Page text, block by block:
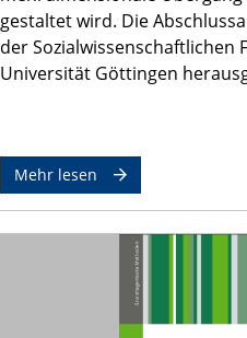
gestaltet wird. Die
der Sozialwissenschaftlichen
Universität Göttingen
Mehr lesen